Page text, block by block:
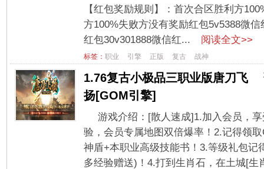
【红包奖励规则】：首次合区胜利方
方100%失败方没有奖励红包5v5388微
红包30v301888微信红...
阅读全文>>
标签： 职业 引擎 正版 复古 战神
1.76复古小极品三职业版唐刀飞
扬[GOM引擎]
游戏介绍：[散人速成]1.加入会员，
验，会员专属地图双倍爆率！2.记得领
神盾+本职业高级技能书！3.等级礼包记
多经验赠送)！4.打到生肖石，在土城[